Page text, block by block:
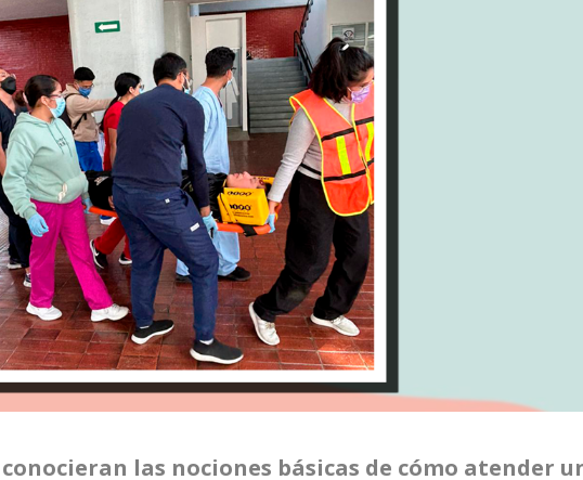
las nociones básicas de cómo atender